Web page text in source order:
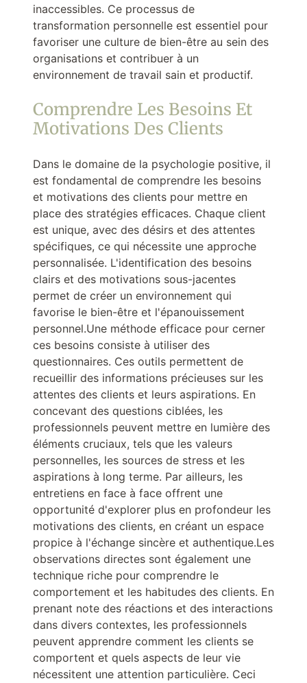
inaccessibles. Ce processus de
transformation personnelle est essentiel pour
favoriser une culture de bien-être au sein des
organisations et contribuer à un
environnement de travail sain et productif.
Comprendre Les Besoins Et
Motivations Des Clients
Dans le domaine de la psychologie positive, il
est fondamental de comprendre les besoins
et motivations des clients pour mettre en
place des stratégies efficaces. Chaque client
est unique, avec des désirs et des attentes
spécifiques, ce qui nécessite une approche
personnalisée. L'identification des besoins
clairs et des motivations sous-jacentes
permet de créer un environnement qui
favorise le bien-être et l'épanouissement
personnel.Une méthode efficace pour cerner
ces besoins consiste à utiliser des
questionnaires. Ces outils permettent de
recueillir des informations précieuses sur les
attentes des clients et leurs aspirations. En
concevant des questions ciblées, les
professionnels peuvent mettre en lumière des
éléments cruciaux, tels que les valeurs
personnelles, les sources de stress et les
aspirations à long terme. Par ailleurs, les
entretiens en face à face offrent une
opportunité d'explorer plus en profondeur les
motivations des clients, en créant un espace
propice à l'échange sincère et authentique.Les
observations directes sont également une
technique riche pour comprendre le
comportement et les habitudes des clients. En
prenant note des réactions et des interactions
dans divers contextes, les professionnels
peuvent apprendre comment les clients se
comportent et quels aspects de leur vie
nécessitent une attention particulière. Ceci